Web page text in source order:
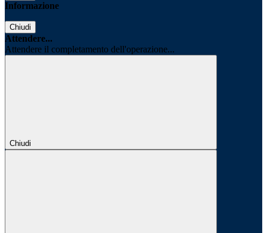
Informazione
Chiudi
Attendere...
Attendere il completamento dell'operazione...
Chiudi